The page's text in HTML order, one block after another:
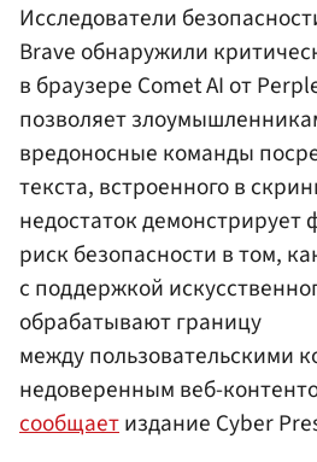
Исследователи
Brave обнаружили
в браузере Comet AI от
позволяет
вредоносные команды
текста, встроенного в
недостаток
риск безопасности в том,
с поддержкой
обрабатывают границу
между пользовательскими
недоверенным веб-
сообщаетиздание Cyber